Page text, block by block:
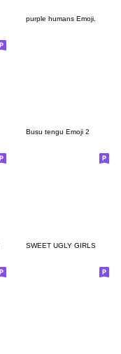
purple humans Emoji.
Busu tengu Emoji 2
SWEET UGLY GIRLS